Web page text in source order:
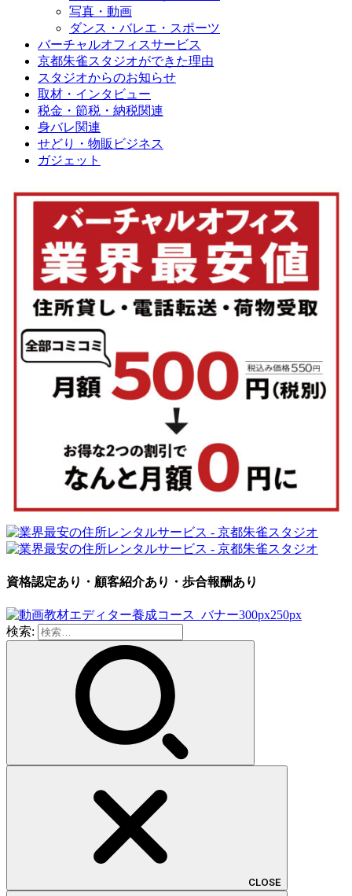
写真・動画
ダンス・バレエ・スポーツ
バーチャルオフィスサービス
京都朱雀スタジオができた理由
スタジオからのお知らせ
取材・インタビュー
税金・節税・納税関連
身バレ関連
せどり・物販ビジネス
ガジェット
資格認定あり・顧客紹介あり・歩合報酬あり
検索:
CLOSE